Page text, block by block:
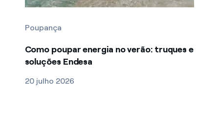
Poupança
Como poupar energia no verão: truques e
soluções Endesa
20 julho 2026